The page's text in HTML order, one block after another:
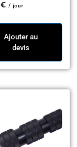
€ / jour
Ajouter au
devis